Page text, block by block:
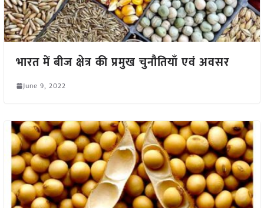
भारत में बीज क्षेत्र की प्रमुख चुनौतियाँ एवं अवसर
June 9, 2022